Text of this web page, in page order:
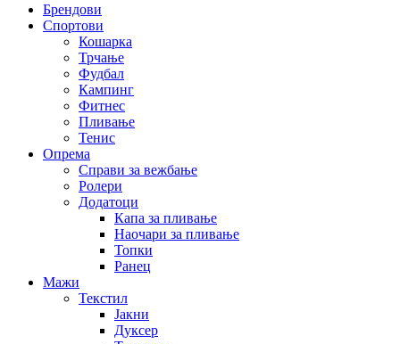
Брендови
Спортови
Кошарка
Трчање
Фудбал
Кампинг
Фитнес
Пливање
Тенис
Опрема
Справи за вежбање
Ролери
Додатоци
Капа за пливање
Наочари за пливање
Топки
Ранец
Мажи
Текстил
Јакни
Дуксер